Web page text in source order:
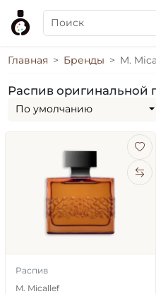
Главная Бренды M.
Распив
По умолчанию
Распив
M. Micallef